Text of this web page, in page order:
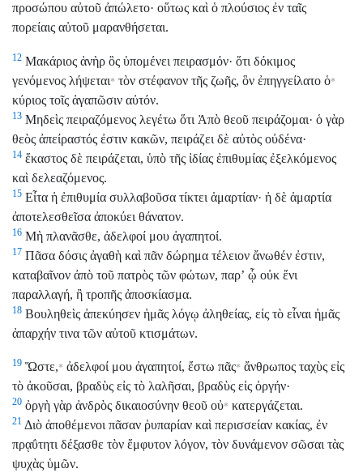
προσώπου αὐτοῦ ἀπώλετο· οὕτως καὶ ὁ πλούσιος ἐν ταῖς
πορείαις αὐτοῦ μαρανθήσεται.
12 Μακάριος ἀνὴρ ὃς ὑπομένει πειρασμόν· ὅτι δόκιμος
γενόμενος λήψεται* τὸν στέφανον τῆς ζωῆς, ὃν ἐπηγγείλατο ὁ*
κύριος τοῖς ἀγαπῶσιν αὐτόν.
13 Μηδεὶς πειραζόμενος λεγέτω ὅτι Ἀπὸ θεοῦ πειράζομαι· ὁ γὰρ
θεὸς ἀπείραστός ἐστιν κακῶν, πειράζει δὲ αὐτὸς οὐδένα·
14 ἕκαστος δὲ πειράζεται, ὑπὸ τῆς ἰδίας ἐπιθυμίας ἐξελκόμενος
καὶ δελεαζόμενος.
15 Εἶτα ἡ ἐπιθυμία συλλαβοῦσα τίκτει ἁμαρτίαν· ἡ δὲ ἁμαρτία
ἀποτελεσθεῖσα ἀποκύει θάνατον.
16 Μὴ πλανᾶσθε, ἀδελφοί μου ἀγαπητοί.
17 Πᾶσα δόσις ἀγαθὴ καὶ πᾶν δώρημα τέλειον ἄνωθέν ἐστιν,
καταβαῖνον ἀπὸ τοῦ πατρὸς τῶν φώτων, παρʼ ᾧ οὐκ ἔνι
παραλλαγή, ἢ τροπῆς ἀποσκίασμα.
18 Βουληθεὶς ἀπεκύησεν ἡμᾶς λόγῳ ἀληθείας, εἰς τὸ εἶναι ἡμᾶς
ἀπαρχήν τινα τῶν αὐτοῦ κτισμάτων.
19 Ὥστε,* ἀδελφοί μου ἀγαπητοί, ἔστω πᾶς* ἄνθρωπος ταχὺς εἰς
τὸ ἀκοῦσαι, βραδὺς εἰς τὸ λαλῆσαι, βραδὺς εἰς ὀργήν·
20 ὀργὴ γὰρ ἀνδρὸς δικαιοσύνην θεοῦ οὐ* κατεργάζεται.
21 Διὸ ἀποθέμενοι πᾶσαν ῥυπαρίαν καὶ περισσείαν κακίας, ἐν
πρᾳΰτητι δέξασθε τὸν ἔμφυτον λόγον, τὸν δυνάμενον σῶσαι τὰς
ψυχὰς ὑμῶν.